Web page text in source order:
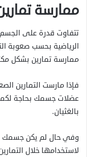
ممارسة
تتفاوت قدرة على الجسم
الرياضية بحسب صعوبة
ممارسة تمارين بشكل
فإذا مارست التمارين
عضلات جسمك بحاجة
بالغثيان.
وفي حال لم يكن جسمك
لاستخدامها خلال